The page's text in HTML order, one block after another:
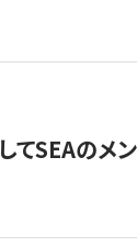
てSEAのメ